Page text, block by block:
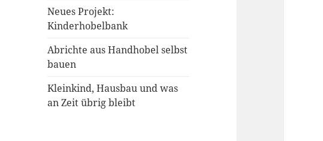
Neues Projekt:
Kinderhobelbank
Abrichte aus Handhobel selbst
bauen
Kleinkind, Hausbau und was
an Zeit übrig bleibt